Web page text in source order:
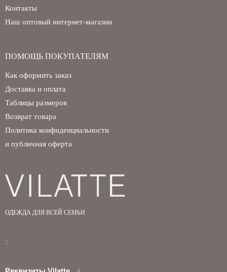
ОДЕЖДА ДЛЯ ВСЕЙ СЕМЬИ
Контакты
Наш оптовый интернет-магазин
ПОМОЩЬ ПОКУПАТЕЛЯМ
Как оформить заказ
Доставка и оплата
Таблицы размеров
Возврат товара
Политика конфиденциальности
и публичная оферта